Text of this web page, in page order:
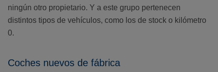
ningún otro propietario. Y a este grupo pertenecen
distintos tipos de vehículos, como los de stock o kilómetro
0.
Coches nuevos de fábrica